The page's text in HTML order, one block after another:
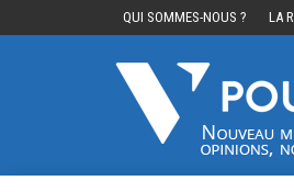
QUI SOMMES-NOUS ? LA